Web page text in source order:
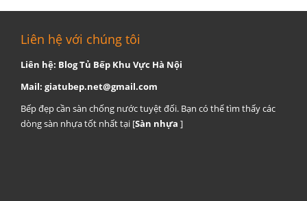
Liên hệ với chúng tôi
Liên hệ: Blog Tủ Bếp Khu Vực Hà Nội
Mail: giatubep.net@gmail.com
Bếp đẹp cần sàn chống nước tuyệt đối. Bạn có thể tìm thấy các
dòng sàn nhựa tốt nhất tại [Sàn nhựa ]